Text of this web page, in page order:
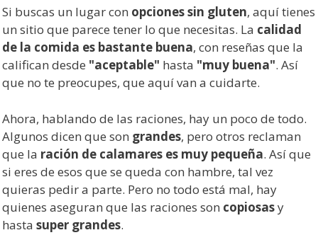
Si buscas un lugar con opciones sin gluten, aquí tienes
un sitio que parece tener lo que necesitas. La calidad
de la comida es bastante buena, con reseñas que la
califican desde "aceptable" hasta "muy buena". Así
que no te preocupes, que aquí van a cuidarte.
Ahora, hablando de las raciones, hay un poco de todo.
Algunos dicen que son grandes, pero otros reclaman
que la ración de calamares es muy pequeña. Así que
si eres de esos que se queda con hambre, tal vez
quieras pedir a parte. Pero no todo está mal, hay
quienes aseguran que las raciones son copiosasy
hasta super grandes.